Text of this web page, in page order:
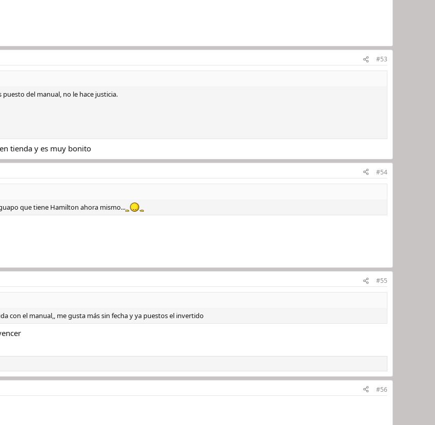
#53
del manual, no le hace justicia.
tienda y es muy bonito
#54
que tiene Hamilton ahora mismo...
#55
con el manual,, me gusta más sin fecha y ya puestos el invertido
#56